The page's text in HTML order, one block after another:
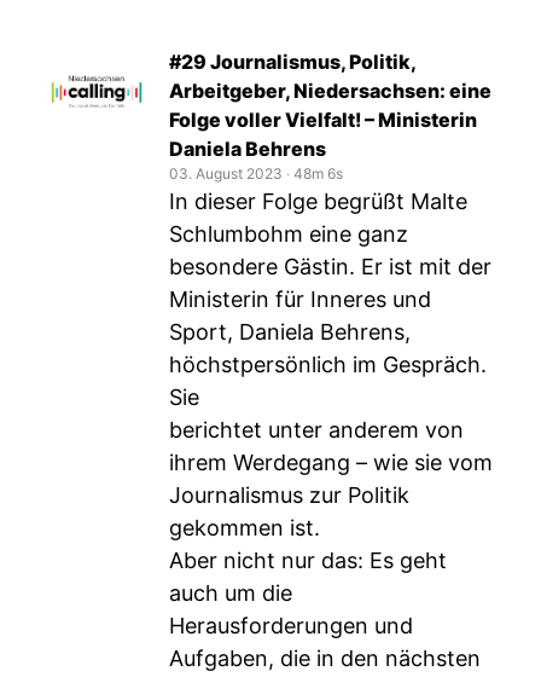
#29 Journalismus, Politik,
Arbeitgeber, Niedersachsen: eine
Folge voller Vielfalt! – Ministerin
Daniela Behrens
03. August 2023 ‧ 48m 6s
In dieser Folge begrüßt Malte
Schlumbohm eine ganz
besondere Gästin. Er ist mit der
Ministerin für Inneres und
Sport, Daniela Behrens,
höchstpersönlich im Gespräch.
Sie
berichtet unter anderem von
ihrem Werdegang – wie sie vom
Journalismus zur Politik
gekommen ist.
Aber nicht nur das: Es geht
auch um die
Herausforderungen und
Aufgaben, die in den nächsten